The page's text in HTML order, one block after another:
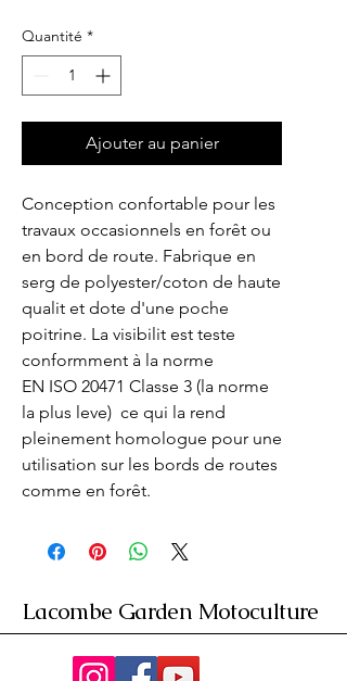
Quantité *
Ajouter au panier
Conception confortable pour les
travaux occasionnels en forêt ou
en bord de route. Fabrique en
serg de polyester/coton de haute
qualit et dote d'une poche
poitrine. La visibilit est teste
conformment à la norme
EN ISO 20471 Classe 3 (la norme
la plus leve)  ce qui la rend
pleinement homologue pour une
utilisation sur les bords de routes
comme en forêt.
Lacombe Garden Motoculture